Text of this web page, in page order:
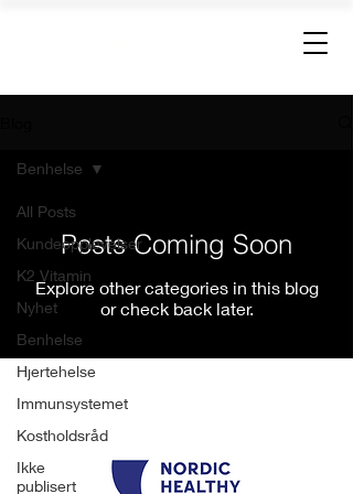
All Posts
Kundeopplevelser
K2 Vitamin
Nyhet
Benhelse
Hjertehelse
Immunsystemet
Kostholdsråd
Ikke
publisert
Benhelse
Posts Coming Soon
Explore other categories in this blog
or check back later.
Nordic Healthy Living AS
Organisasjonsnummer: 988 462 624